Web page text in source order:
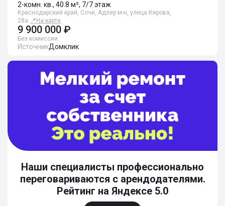
2-комн. кв., 40.8 м², 7/7 этаж
Краснодарский край, Сочи, Адлер м-н, улица Кирова,
28а 📍 На карте
9 900 000 ₽
Без комиссии
ИсточникДомклик
Наши специалисты профессионально
переговариваются с арендодателями.
Рейтинг на Яндексе 5.0